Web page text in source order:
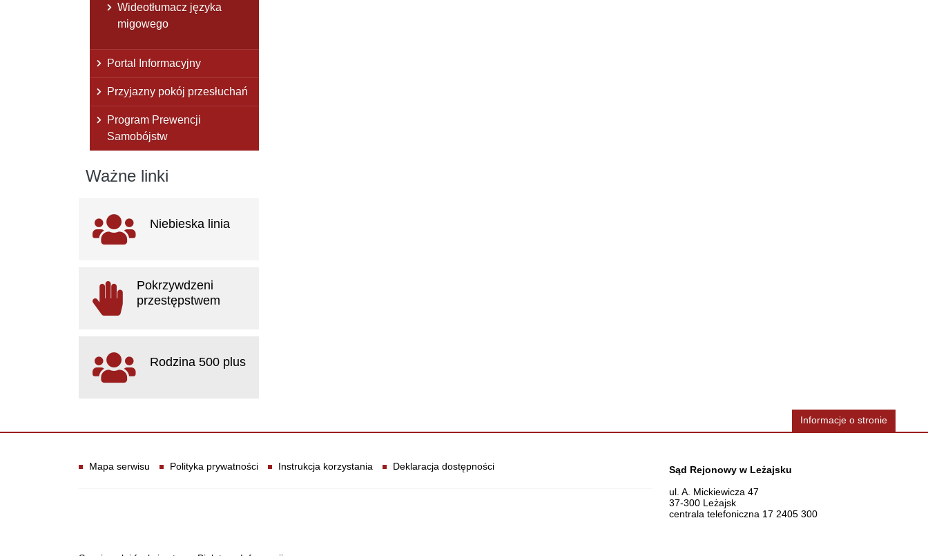
Wideotłumacz języka
migowego
Portal Informacyjny
Przyjazny pokój przesłuchań
Program Prewencji
Samobójstw
Ważne linki
Ważne linki
Niebieska linia
Pokrzywdzeni
przestępstwem
Rodzina 500 plus
Informacje o stronie
Informacje
Mapa serwisu Polityka prywatności Instrukcja korzystania Deklaracja dostępności Dane teleadresowe
Sąd Rejonowy w Leżajsku
ul. A. Mickiewicza 47
37-300 Leżajsk
centrala telefoniczna 17 2405 300